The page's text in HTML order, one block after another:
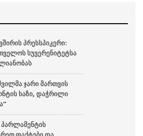
პრესსპიკერი:
სუვერენიტეტსა
ჯარი მართვის
ხაზი, დაჭრილი
პარლამენტის